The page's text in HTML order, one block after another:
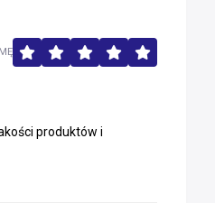
produktów i